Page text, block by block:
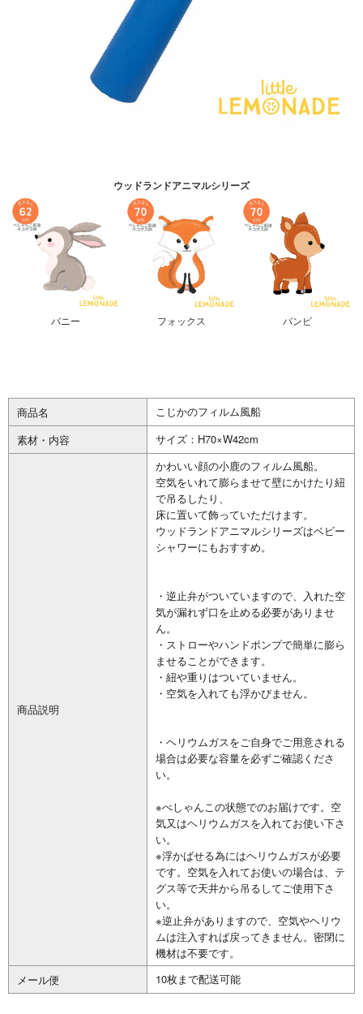
ウッドランドアニマルシリーズ
バニー フォックス バンビ
商品名
こじかのフィルム風船
素材・内容
サイズ：H70×W42cm
商品説明
かわいい顔の小鹿のフィルム風船。
空気をいれて膨らませて壁にかけたり紐
で吊るしたり、
床に置いて飾っていただけます。
ウッドランドアニマルシリーズはベビー
シャワーにもおすすめ。
・逆止弁がついていますので、入れた空
気が漏れず口を止める必要がありませ
ん。
・ストローやハンドポンプで簡単に膨ら
ませることができます。
・紐や重りはついていません。
・空気を入れても浮かびません。
・ヘリウムガスをご自身でご用意される
場合は必要な容量を必ずご確認くださ
い。
※ぺしゃんこの状態でのお届けです。空
気又はヘリウムガスを入れてお使い下さ
い。
※浮かばせる為にはヘリウムガスが必要
です。空気を入れてお使いの場合は、テ
グス等で天井から吊るしてご使用下さ
い。
※逆止弁がありますので、空気やヘリウ
ムは注入すれば戻ってきません。密閉に
機材は不要です。
メール便
10枚まで配送可能